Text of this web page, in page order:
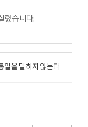
렸습니다.
일을 말하지 않는다